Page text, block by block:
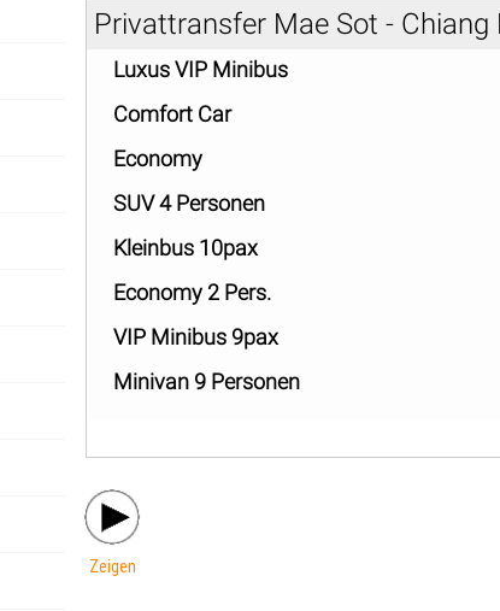
Privattransfer Mae Sot - Chiang
Luxus VIP Minibus
Comfort Car
Economy
SUV 4 Personen
Kleinbus 10pax
Economy 2 Pers.
VIP Minibus 9pax
Minivan 9 Personen
Zeigen